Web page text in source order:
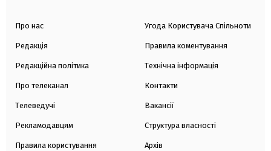
Про нас
Редакція
Редакційна політика
Про телеканал
Телеведучі
Рекламодавцям
Правила користування
Угода Користувача Спільноти
Правила коментування
Технічна інформація
Контакти
Вакансії
Структура власності
Архів